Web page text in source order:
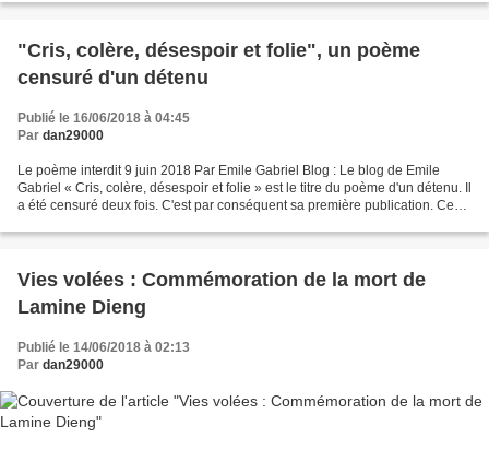
"Cris, colère, désespoir et folie", un poème
censuré d'un détenu
Publié le 16/06/2018 à 04:45
Par dan29000
Le poème interdit 9 juin 2018 Par Emile Gabriel Blog : Le blog de Emile
Gabriel « Cris, colère, désespoir et folie » est le titre du poème d'un détenu. Il
a été censuré deux fois. C'est par conséquent sa première publication. Ce
Vies volées : Commémoration de la mort de
Lamine Dieng
Publié le 14/06/2018 à 02:13
Par dan29000